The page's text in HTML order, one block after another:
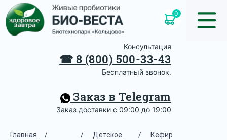
0
Консультация
☎8 (800) 500-33-43
Бесплатный звонок.
Заказ в Telegram
Заказ доставки с 09:00 до 19:00
Главная
/
/
Детское
/
Кефир